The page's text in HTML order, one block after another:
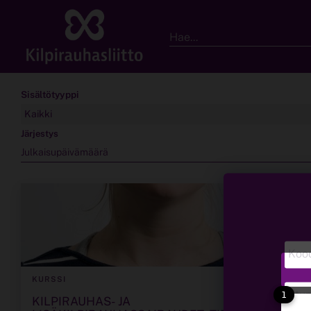
Hae...
Sisältötyyppi
Kaikki
Järjestys
Julkaisupäivämäärä
KURSSI
KILPIRAUHAS- JA
1